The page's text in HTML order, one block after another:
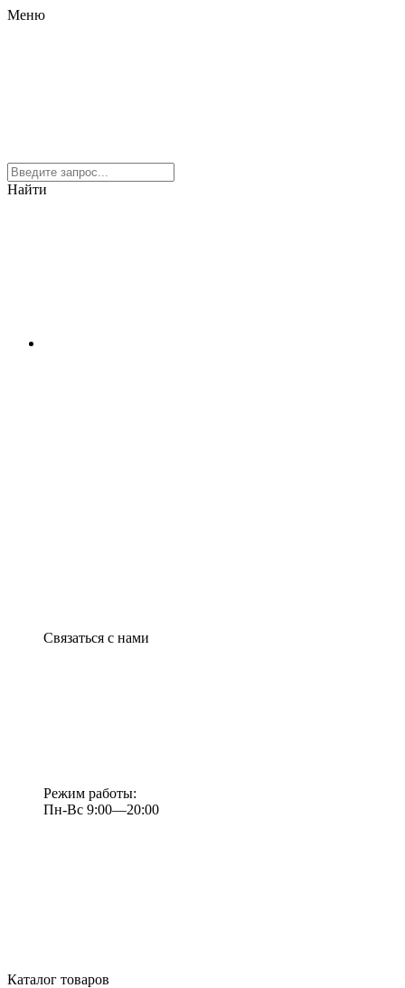
Меню
Найти
Связаться с нами
Режим работы:
Пн-Вс 9:00—20:00
Каталог товаров